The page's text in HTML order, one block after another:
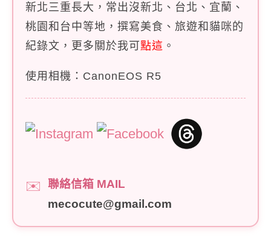
新北三重長大，常出沒新北、台北、宜蘭、
桃園和台中等地，撰寫美食、旅遊和貓咪的
紀錄文，更多關於我可點這 。
使用相機：CanonEOS R5
✉️
聯絡信箱 MAIL
mecocute@gmail.com